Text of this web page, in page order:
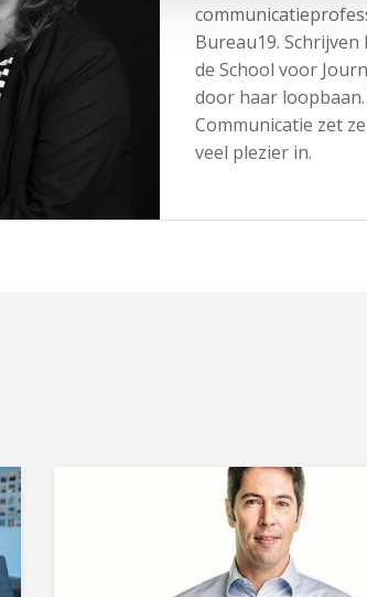
Bureau19.
de School voor
door haar
Communicatie zet
veel plezier in.